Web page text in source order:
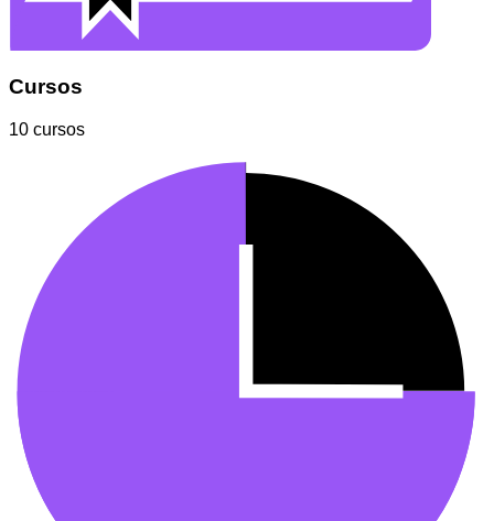
Cursos
10 cursos